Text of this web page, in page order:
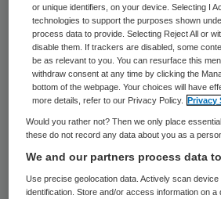
Kindermishandeling is een
onderwerp.
beter wat ze tegen de
zeggen, aldus hetMedisch
Alkmaar. ,,Door het protocol
lager geworden om
mishandeling te melden.
nu beter bespreekbaar”,
or unique identifiers, on your device. Selecting I
technologies to support the purposes shown
process data to provide. Selecting Reject All or
disable them. If trackers are disabled, some
be as relevant to you. You can resurface this
withdraw consent at any time by clicking the
bottom of the webpage. Your choices will have
more details, refer to our Privacy Policy.
Privacy
Would you rather not? Then we only place
these do not record any data about you as a
We and our partners process data
Use precise geolocation data. Actively scan
identification. Store and/or access information on a